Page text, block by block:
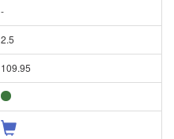
-
2.5
109.95